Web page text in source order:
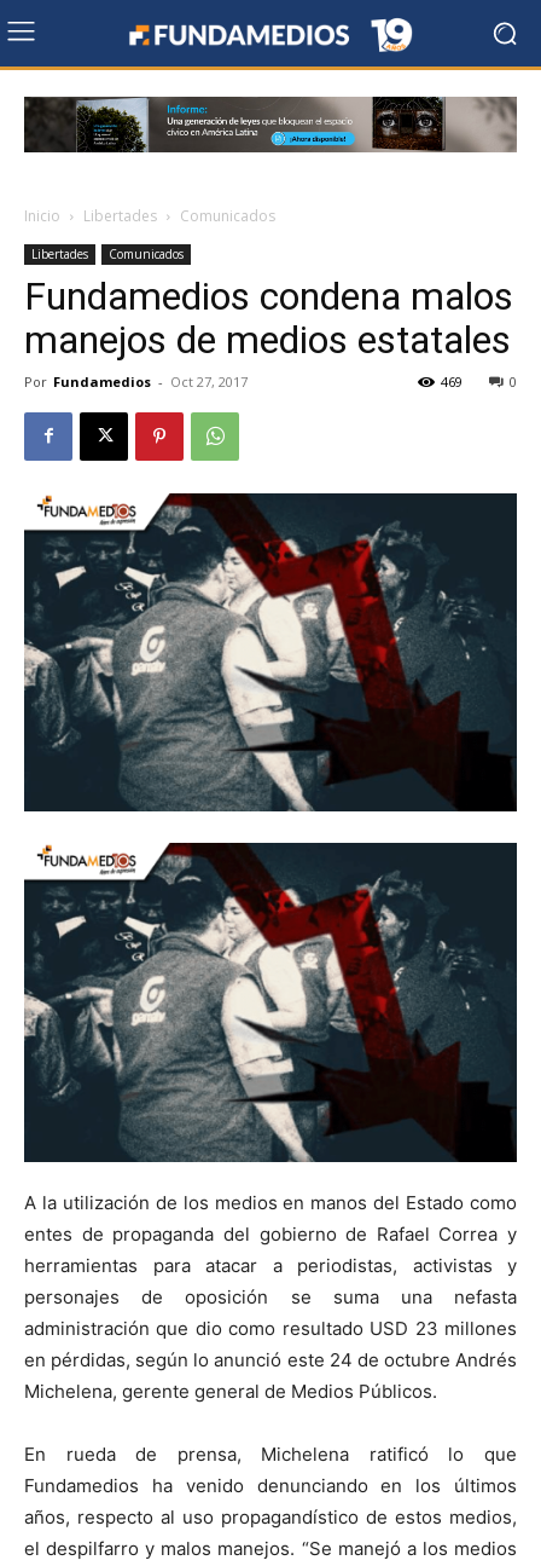
Inicio Libertades Comunicados
Libertades Comunicados
Fundamedios condena malos
manejos de medios estatales
Por Fundamedios - Oct 27, 2017 0
469
A la utilización de los medios en manos del Estado como
entes de propaganda del gobierno de Rafael Correa y
herramientas para atacar a periodistas, activistas y
personajes de oposición se suma una nefasta
administración que dio como resultado USD 23 millones
en pérdidas, según lo anunció este 24 de octubre Andrés
Michelena, gerente general de Medios Públicos.
En rueda de prensa, Michelena ratificó lo que
Fundamedios ha venido denunciando en los últimos
años, respecto al uso propagandístico de estos medios,
el despilfarro y malos manejos. “Se manejó a los medios